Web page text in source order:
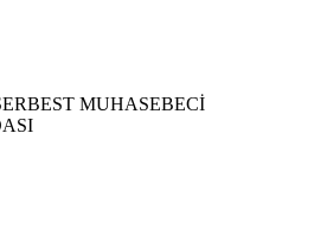
MUHASEBECİ